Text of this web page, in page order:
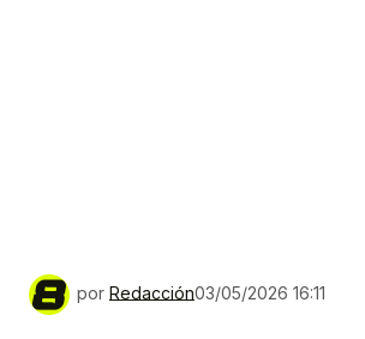
por Redacción03/05/2026 16:11